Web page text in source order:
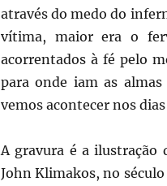
através do medo do
vítima, maior era o
acorrentados à fé pelo
para onde iam as
vemos acontecer nos
A gravura é a
John Klimakos, no